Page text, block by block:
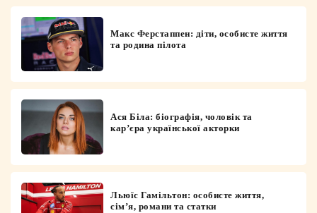
Макс Ферстаппен: діти, особисте життя
та родина пілота
Ася Біла: біографія, чоловік та
кар’єра української акторки
Льюїс Гамільтон: особисте життя,
сім’я, романи та статки